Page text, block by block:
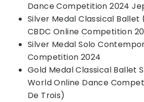
Dance Competition 2024
Silver Medal Classical Ballet
CBDC Online Competition
Silver Medal Solo
Competition 2024
Gold Medal Classical Ballet
World Online Dance
De Trois)